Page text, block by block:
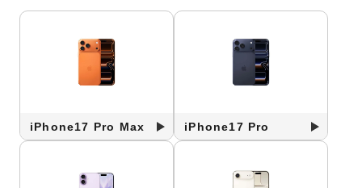
iPhone17 Pro Max iPhone17 Pro